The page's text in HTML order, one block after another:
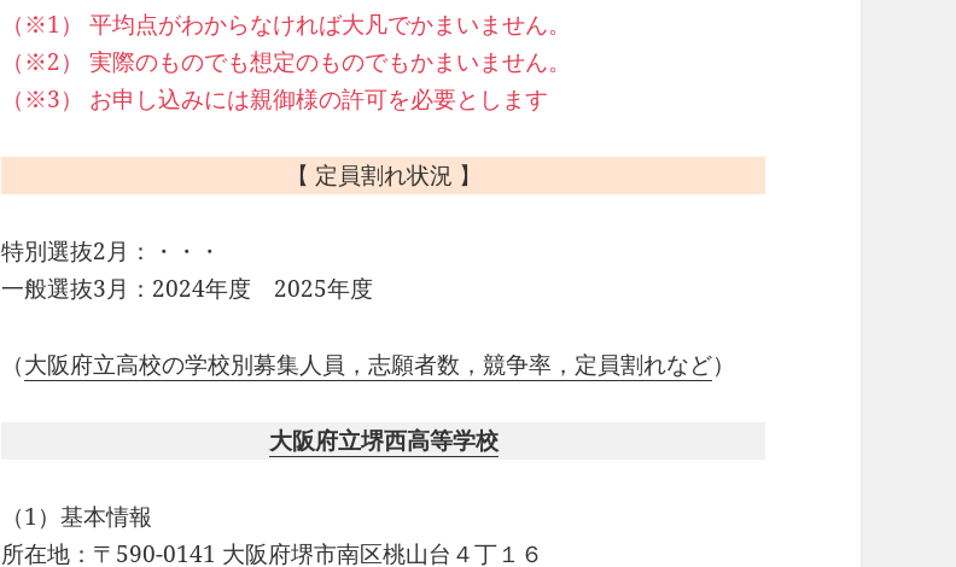
（※1） 平均点がわからなければ大凡でかまいません。
（※2） 実際のものでも想定のものでもかまいません。
（※3） お申し込みには親御様の許可を必要とします
【 定員割れ状況 】
特別選抜2月：・・・
一般選抜3月：2024年度 2025年度
（大阪府立高校の学校別募集人員，志願者数，競争率，定員割れなど）
大阪府立堺西高等学校
（1）基本情報
所在地： 〒590-0141 大阪府堺市南区桃山台４丁１６